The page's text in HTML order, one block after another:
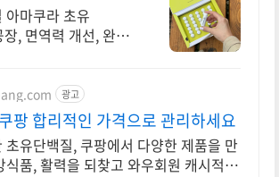
아마쿠라 초유
, 면역력 개선, 완벽
광고
팡 합리적인 가격으로 관리하세요
초유단백질, 쿠팡에서 다양한 제품을 만
식품, 활력을 되찾고 와우회원 캐시적립